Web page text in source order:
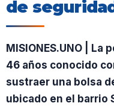
de
MISIONES.UNO |
46 años conocido
sustraer una bolsa
ubicado en el barrio